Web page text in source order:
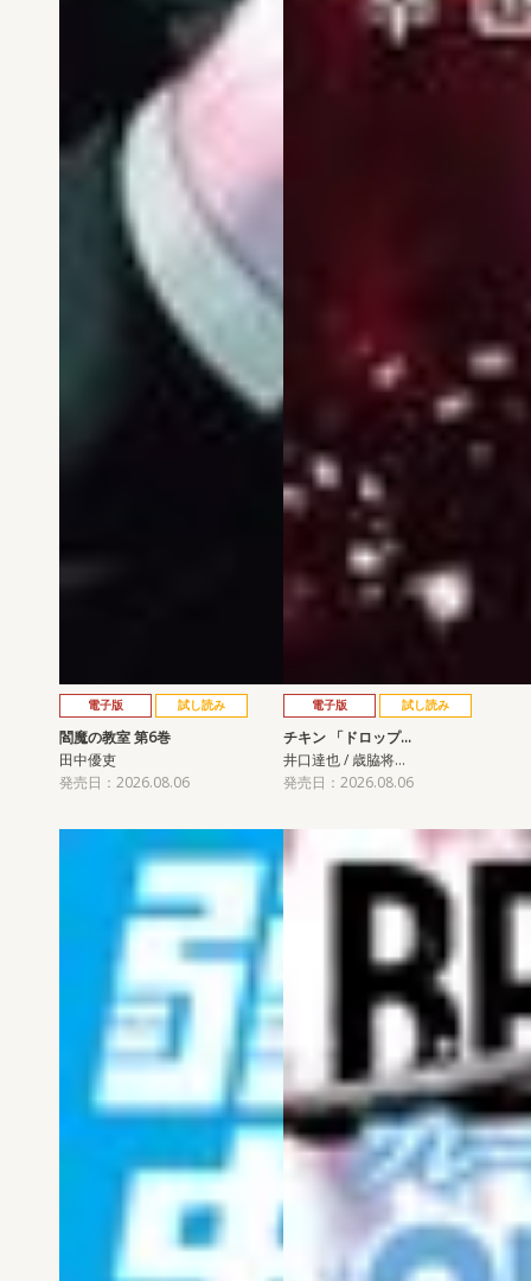
電子版 試し読み
閻魔の教室 第6巻
田中優吏
発売日：2026.08.06
電子版 試し読み
チキン 「ドロップ…
井口達也 / 歳脇将…
発売日：2026.08.06